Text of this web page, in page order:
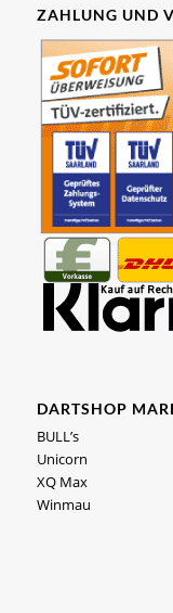
ZAHLUNG UND
DARTSHOP
BULL’s
Unicorn
XQ Max
Winmau